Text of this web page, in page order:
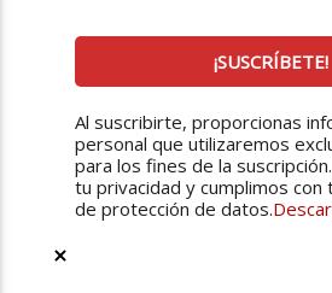
Al suscribirte, proporcionas
personal que utilizaremos
para los fines de la
tu privacidad y cumplimos con
de protección de datos.